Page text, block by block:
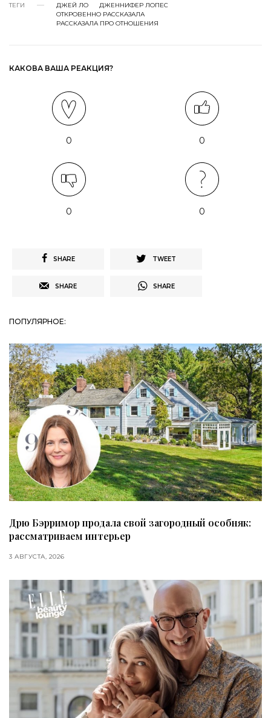
ТЕГИ ДЖЕЙ ЛО
ДЖЕННИФЕР ЛОПЕС
ОТКРОВЕННО РАССКАЗАЛА
РАССКАЗАЛА ПРО ОТНОШЕНИЯ
КАКОВА ВАША РЕАКЦИЯ?
0 0
0 0
SHARE TWEET
SHARE SHARE
ПОПУЛЯРНОЕ:
Дрю Бэрримор продала свой загородный особняк:
рассматриваем интерьер
3 АВГУСТА, 2026